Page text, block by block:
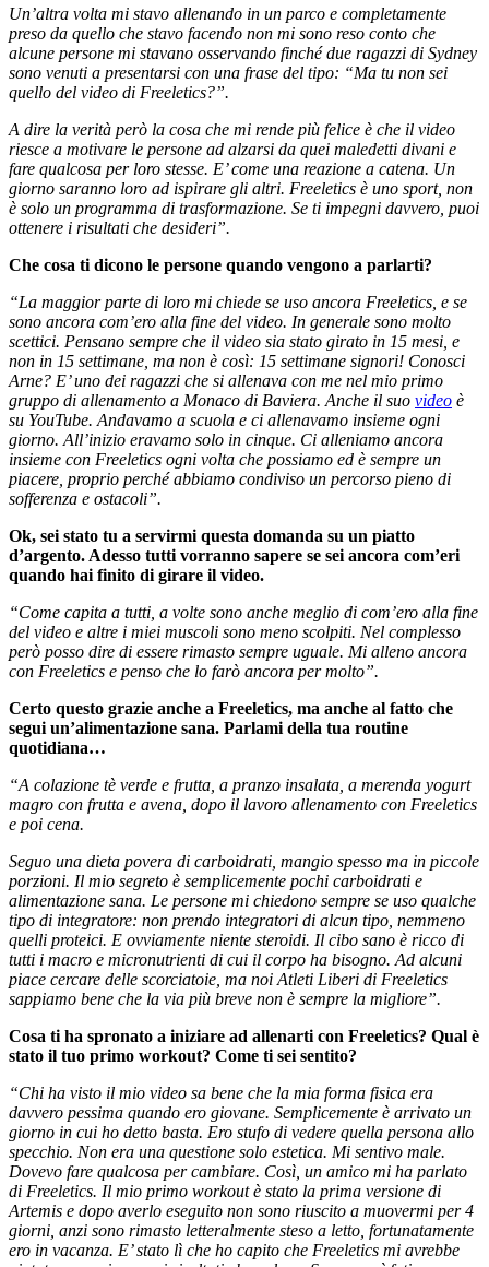
Un’altra volta mi stavo allenando in un parco e completamente
preso da quello che stavo facendo non mi sono reso conto che
alcune persone mi stavano osservando finché due ragazzi di Sydney
sono venuti a presentarsi con una frase del tipo: “Ma tu non sei
quello del video di Freeletics?”.
A dire la verità però la cosa che mi rende più felice è che il video
riesce a motivare le persone ad alzarsi da quei maledetti divani e
fare qualcosa per loro stesse. E’ come una reazione a catena. Un
giorno saranno loro ad ispirare gli altri. Freeletics è uno sport, non
è solo un programma di trasformazione. Se ti impegni davvero, puoi
ottenere i risultati che desideri”.
Che cosa ti dicono le persone quando vengono a parlarti?
“La maggior parte di loro mi chiede se uso ancora Freeletics, e se
sono ancora com’ero alla fine del video. In generale sono molto
scettici. Pensano sempre che il video sia stato girato in 15 mesi, e
non in 15 settimane, ma non è così: 15 settimane signori! Conosci
Arne? E’ uno dei ragazzi che si allenava con me nel mio primo
gruppo di allenamento a Monaco di Baviera. Anche il suo video è
su YouTube. Andavamo a scuola e ci allenavamo insieme ogni
giorno. All’inizio eravamo solo in cinque. Ci alleniamo ancora
insieme con Freeletics ogni volta che possiamo ed è sempre un
piacere, proprio perché abbiamo condiviso un percorso pieno di
sofferenza e ostacoli”.
Ok, sei stato tu a servirmi questa domanda su un piatto
d’argento. Adesso tutti vorranno sapere se sei ancora com’eri
quando hai finito di girare il video.
“Come capita a tutti, a volte sono anche meglio di com’ero alla fine
del video e altre i miei muscoli sono meno scolpiti. Nel complesso
però posso dire di essere rimasto sempre uguale. Mi alleno ancora
con Freeletics e penso che lo farò ancora per molto”.
Certo questo grazie anche a Freeletics, ma anche al fatto che
segui un’alimentazione sana. Parlami della tua routine
quotidiana…
“A colazione tè verde e frutta, a pranzo insalata, a merenda yogurt
magro con frutta e avena, dopo il lavoro allenamento con Freeletics
e poi cena.
Seguo una dieta povera di carboidrati, mangio spesso ma in piccole
porzioni. Il mio segreto è semplicemente pochi carboidrati e
alimentazione sana. Le persone mi chiedono sempre se uso qualche
tipo di integratore: non prendo integratori di alcun tipo, nemmeno
quelli proteici. E ovviamente niente steroidi. Il cibo sano è ricco di
tutti i macro e micronutrienti di cui il corpo ha bisogno. Ad alcuni
piace cercare delle scorciatoie, ma noi Atleti Liberi di Freeletics
sappiamo bene che la via più breve non è sempre la migliore”.
Cosa ti ha spronato a iniziare ad allenarti con Freeletics? Qual è
stato il tuo primo workout? Come ti sei sentito?
“Chi ha visto il mio video sa bene che la mia forma fisica era
davvero pessima quando ero giovane. Semplicemente è arrivato un
giorno in cui ho detto basta. Ero stufo di vedere quella persona allo
specchio. Non era una questione solo estetica. Mi sentivo male.
Dovevo fare qualcosa per cambiare. Così, un amico mi ha parlato
di Freeletics. Il mio primo workout è stato la prima versione di
Artemis e dopo averlo eseguito non sono riuscito a muovermi per 4
giorni, anzi sono rimasto letteralmente steso a letto, fortunatamente
ero in vacanza. E’ stato lì che ho capito che Freeletics mi avrebbe